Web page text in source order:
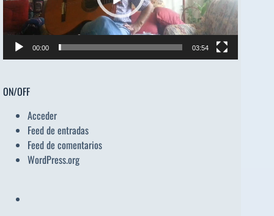
00:00 03:54
ON/OFF
Acceder
Feed de entradas
Feed de comentarios
WordPress.org